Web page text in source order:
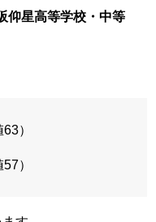
仰星高等学校・中等
）
）